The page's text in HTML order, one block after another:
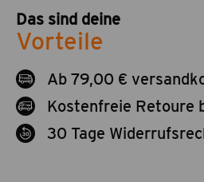
Das sind deine
Vorteile
Ab 79,00 €
Kostenfreie Retoure
30 Tage